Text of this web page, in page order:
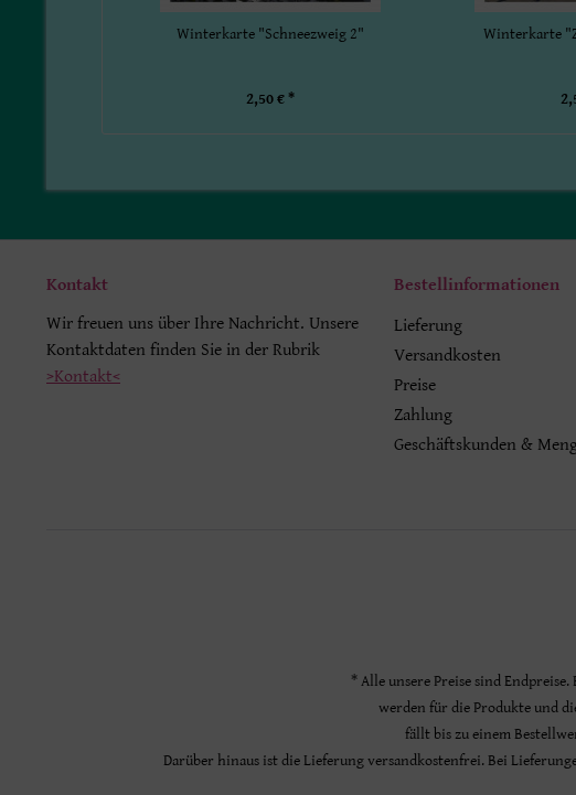
Winterkarte "Schneezweig 2"
2,50 € *
Winterkarte
Kontakt
Wir freuen uns über Ihre Nachricht. Unsere
Kontaktdaten finden Sie in der Rubrik
>Kontakt<
Bestellinformationen
Lieferung
Versandkosten
Preise
Zahlung
Geschäftskunden &
* Alle unsere Preise sind Endpreise.
werden für die Produkte und
fällt bis zu einem
Darüber hinaus ist die Lieferung versandkostenfrei. Bei